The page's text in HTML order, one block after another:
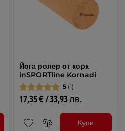
Йога ролер от корк
inSPORTline Kornadi
5 (1)
17,35 € / 33,93 лв.
Купи